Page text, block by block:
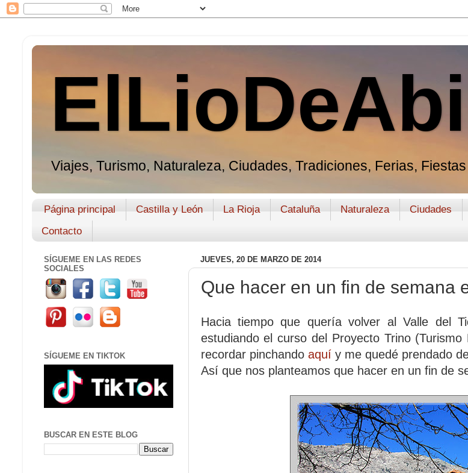
ElLioDeAbi
Viajes, Turismo, Naturaleza, Ciudades, Tradiciones, Ferias,
Página principal Castilla y León La Rioja Cataluña Naturaleza Ciudades
Contacto
JUEVES, 20 DE MARZO DE 2014
Que hacer en un fin de semana
Hacia tiempo que quería volver al Valle del
estudiando el curso del Proyecto Trino
recordar pinchando aquíy me quedé prendado
Así que nos planteamos que hacer en un fin de
SÍGUEME EN LAS REDES
SOCIALES
SÍGUEME EN TIKTOK
BUSCAR EN ESTE BLOG